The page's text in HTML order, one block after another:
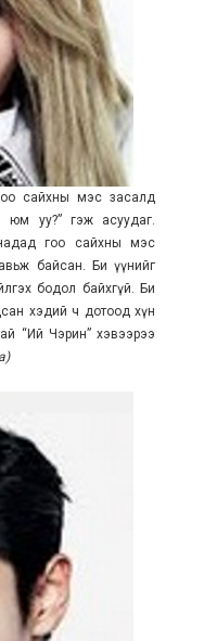
сайхны мэс засалд
юм уу?” гэж асуудаг.
гоо сайхны мэс
байсан. Би үүнийг
бодол байхгүй. Би
хэдий ч дотоод хүн
“Ий Чэрин” хэвээрээ